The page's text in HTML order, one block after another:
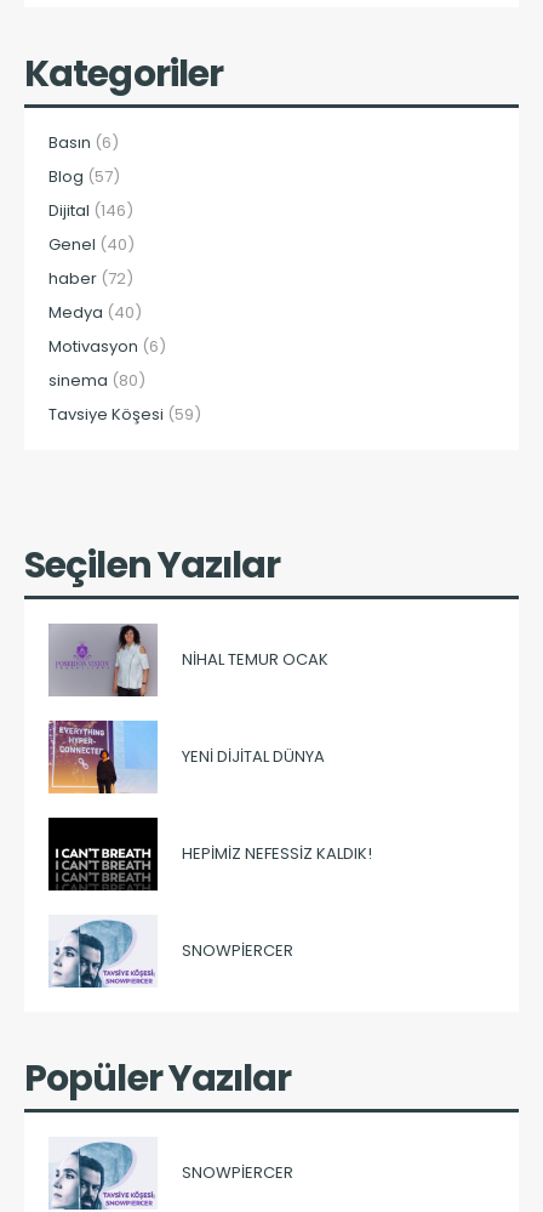
Kategoriler
Basın (6)
Blog (57)
Dijital (146)
Genel (40)
haber (72)
Medya (40)
Motivasyon (6)
sinema (80)
Tavsiye Köşesi (59)
Seçilen Yazılar
NIHAL TEMUR OCAK
YENI DIJITAL DÜNYA
HEPIMIZ NEFESSIZ KALDIK!
SNOWPIERCER
Popüler Yazılar
SNOWPIERCER